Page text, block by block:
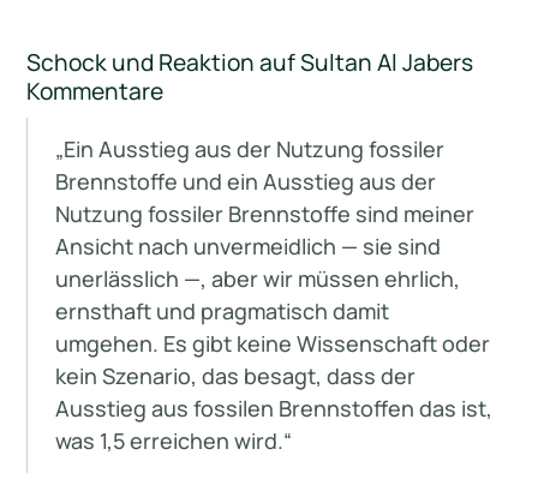
Schock und Reaktion auf Sultan Al Jabers
Kommentare
„Ein Ausstieg aus der Nutzung fossiler
Brennstoffe und ein Ausstieg aus der
Nutzung fossiler Brennstoffe sind meiner
Ansicht nach unvermeidlich — sie sind
unerlässlich —, aber wir müssen ehrlich,
ernsthaft und pragmatisch damit
umgehen. Es gibt keine Wissenschaft oder
kein Szenario, das besagt, dass der
Ausstieg aus fossilen Brennstoffen das ist,
was 1,5 erreichen wird.“